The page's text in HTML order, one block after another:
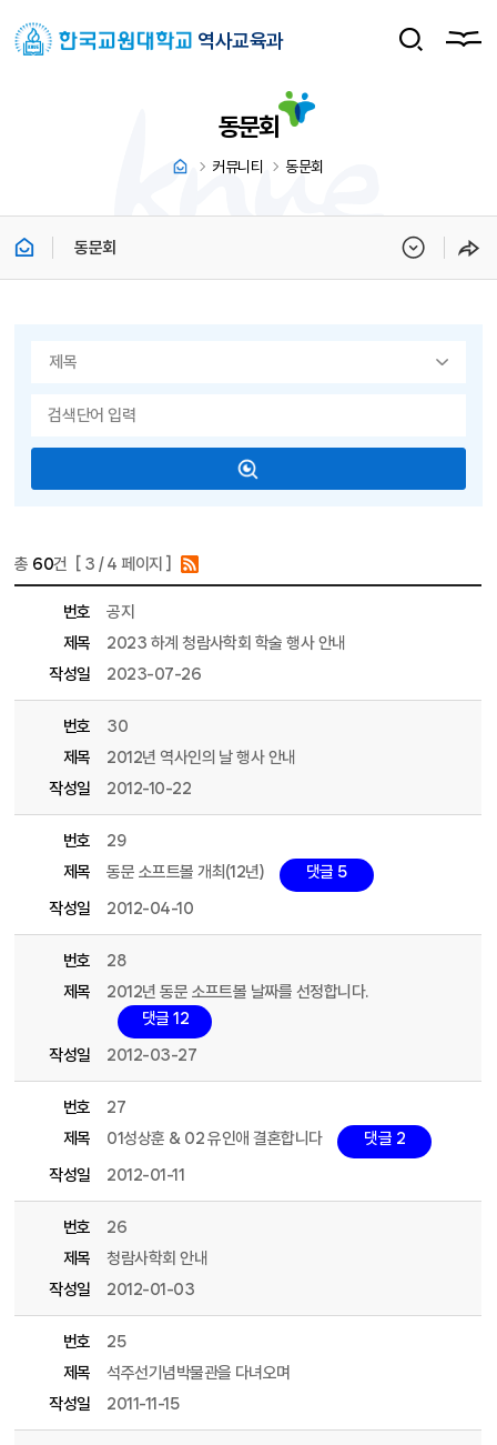
역사교육과
동문회
커뮤니티 동문회
동문회
총 60건 [ 3 / 4 페이지 ]
번호
공지
제목
2023 하계 청람사학회 학술 행사 안내
작성일
2023-07-26
번호
30
제목
2012년 역사인의 날 행사 안내
작성일
2012-10-22
번호
29
제목
동문 소프트볼 개최(12년)
댓글 5
작성일
2012-04-10
번호
28
제목
2012년 동문 소프트볼 날짜를 선정합니다.
댓글 12
작성일
2012-03-27
번호
27
제목
01성상훈 & 02 유인애 결혼합니다
댓글 2
작성일
2012-01-11
번호
26
제목
청람사학회 안내
작성일
2012-01-03
번호
25
제목
석주선기념박물관을 다녀오며
작성일
2011-11-15